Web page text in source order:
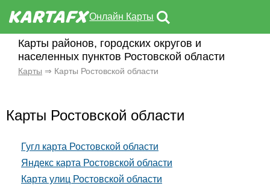
Онлайн Карты
Карты районов, городских округов и
населенных пунктов Ростовской области
Карты ⇒ Карты Ростовской области
Карты Ростовской области
Гугл карта Ростовской области
Яндекс карта Ростовской области
Карта улиц Ростовской области